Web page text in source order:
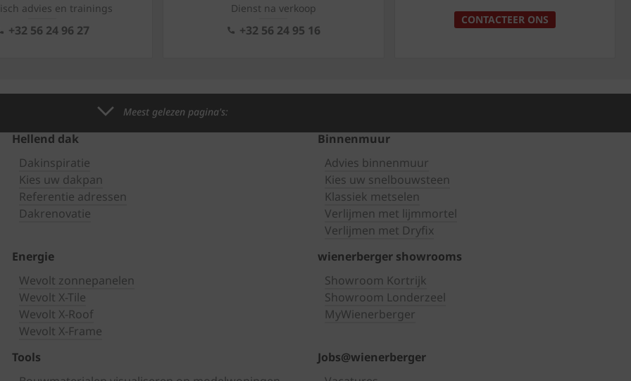
advies en trainings
+32 56 24 96 27
Dienst na verkoop
+32 56 24 95 16
CONTACTEER ONS
Meest gelezen pagina's:
Hellend dak
Dakinspiratie
Kies uw dakpan
Referentie adressen
Dakrenovatie
Binnenmuur
Advies binnenmuur
Kies uw snelbouwsteen
Klassiek metselen
Verlijmen met lijmmortel
Verlijmen met Dryfix
Energie
Wevolt zonnepanelen
Wevolt X-Tile
Wevolt X-Roof
Wevolt X-Frame
wienerberger showrooms
Showroom Kortrijk
Showroom Londerzeel
MyWienerberger
Tools
Jobs@wienerberger